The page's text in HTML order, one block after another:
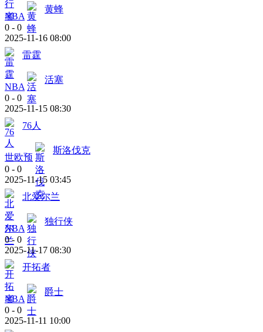
NBA
黄蜂
0 - 0
2025-11-16 08:00
雷霆
NBA
活塞
0 - 0
2025-11-15 08:30
76人
世欧预
斯洛伐克
0 - 0
2025-11-15 03:45
北爱尔兰
NBA
独行侠
0 - 0
2025-11-17 08:30
开拓者
NBA
爵士
0 - 0
2025-11-11 10:00